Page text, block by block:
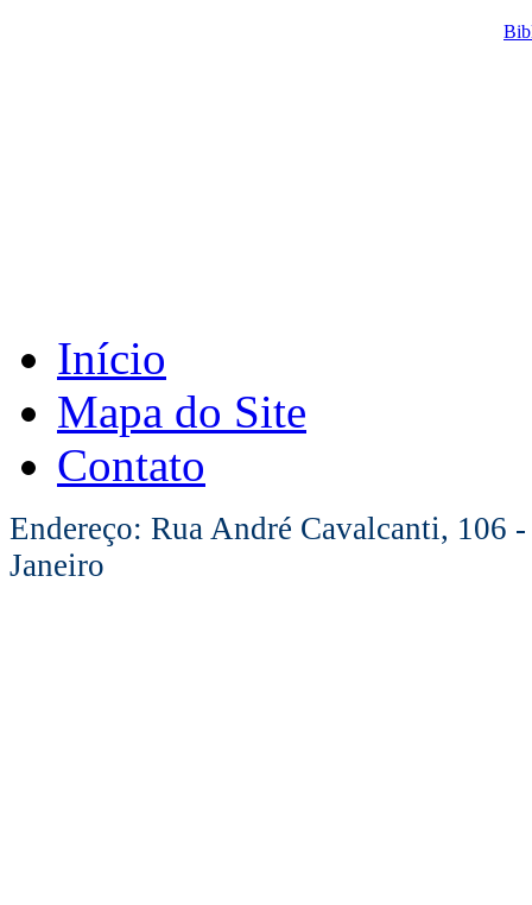
Início
Mapa do Site
Contato
Endereço: Rua André Cavalcanti, 106
Janeiro